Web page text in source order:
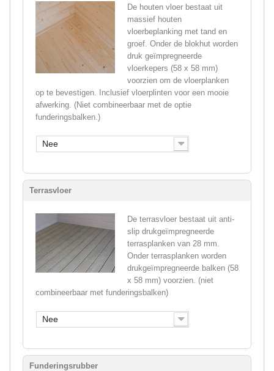
De houten vloer bestaat uit
massief houten
vloerbeplanking met tand en
groef. Onder de blokhut worden
druk geïmpregneerde
vloerkepers (58 x 58 mm)
voorzien om de vloerplanken
op te bevestigen. Inclusief vloerplinten voor een mooie
afwerking. (Niet combineerbaar met de optie
funderingsbalken.)
Nee
Terrasvloer
De terrasvloer bestaat uit anti-
slip drukgeïmpregneerde
terrasplanken van 28 mm.
Onder terrasplanken worden
drukgeïmpregneerde balken (58
x 58 mm) voorzien. (niet
combineerbaar met funderingsbalken)
Nee
Funderingsrubber